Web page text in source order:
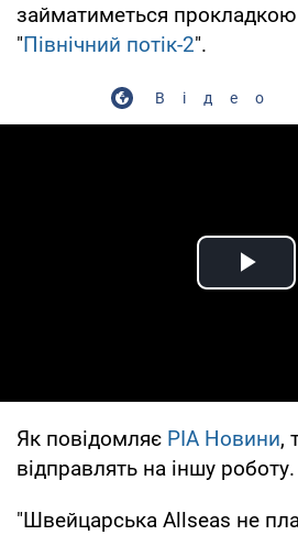
займатиметься
"Північний потік-2".
Відео
Як повідомляє РІА Новини,
відправлять на іншу роботу.
"Швейцарська Allseas не